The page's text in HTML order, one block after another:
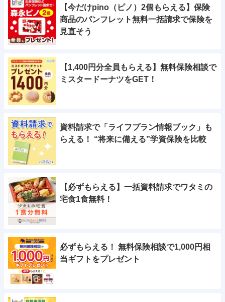
【今だけpino（ピノ）2個もらえる】保険
商品のパンフレット無料一括請求で保険を
見直そう
【1,400円分全員もらえる】無料保険相談で
ミスタードーナツをGET！
資料請求で「ライフプラン情報ブック」も
らえる！ “将来に備える”学資保険を比較
【必ずもらえる】一括資料請求でワタミの
宅食1食無料！
必ずもらえる！ 無料保険相談で1,000円相
当ギフトをプレゼント